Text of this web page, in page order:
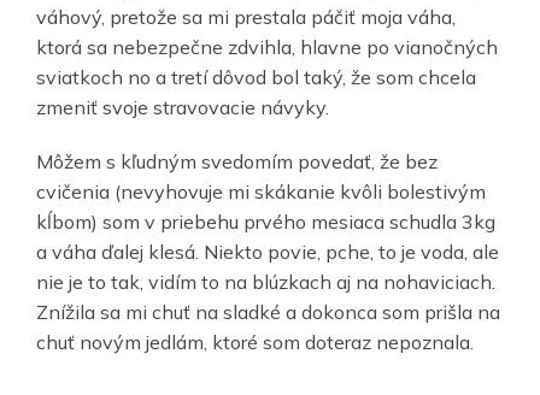
váhový, pretože sa mi prestala páčiť moja váha,
ktorá sa nebezpečne zdvihla, hlavne po vianočných
sviatkoch no a tretí dôvod bol taký, že som chcela
zmeniť svoje stravovacie návyky.
Môžem s kľudným svedomím povedať, že bez
cvičenia (nevyhovuje mi skákanie kvôli bolestivým
kĺbom) som v priebehu prvého mesiaca schudla 3kg
a váha ďalej klesá. Niekto povie, pche, to je voda, ale
nie je to tak, vidím to na blúzkach aj na nohaviciach.
Znížila sa mi chuť na sladké a dokonca som prišla na
chuť novým jedlám, ktoré som doteraz nepoznala.